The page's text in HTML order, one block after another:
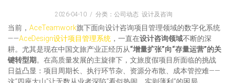
2026-04-10 分类：公司动态 设计及咨询
当前， AceTeamwork旗下面向设计咨询项目管理领域的数字化系统
——AceDesign设计项目管理系统 ，一直在设计咨询领域不断的深
耕。尤其是现在中国文旅产业正经历从“增量扩张”向“存量运营”的关
键转型期 。在高质量发展的主旋律下，文旅度假项目所面临的挑战
日益凸显：项目周期长、执行环节杂、资源分布散、成本管控难——